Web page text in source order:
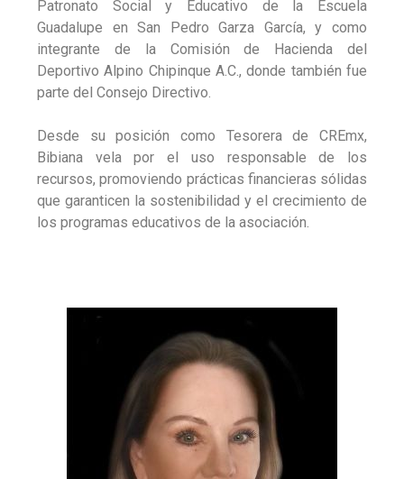
Patronato Social y Educativo de la Escuela
Guadalupe en San Pedro Garza García, y como
integrante de la Comisión de Hacienda del
Deportivo Alpino Chipinque A.C., donde también fue
parte del Consejo Directivo.
Desde su posición como Tesorera de CREmx,
Bibiana vela por el uso responsable de los
recursos, promoviendo prácticas financieras sólidas
que garanticen la sostenibilidad y el crecimiento de
los programas educativos de la asociación.